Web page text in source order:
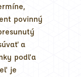
povinný
a
podľa
je